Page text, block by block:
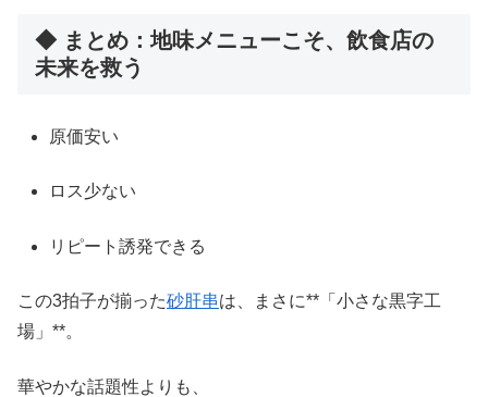
◆ まとめ：地味メニューこそ、飲食店の
未来を救う
原価安い
ロス少ない
リピート誘発できる
この3拍子が揃った砂肝串は、まさに**「小さな黒字工
場」**。
華やかな話題性よりも、